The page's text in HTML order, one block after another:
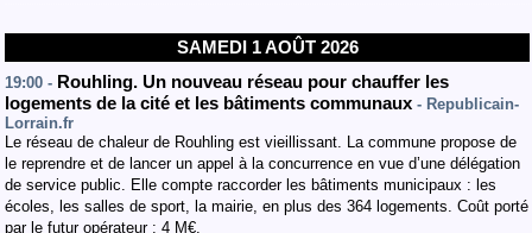
SAMEDI 1 AOÛT 2026
19:00 - Rouhling. Un nouveau réseau pour chauffer les
logements de la cité et les bâtiments communaux - Republicain-
Lorrain.fr
Le réseau de chaleur de Rouhling est vieillissant. La commune propose de
le reprendre et de lancer un appel à la concurrence en vue d’une délégation
de service public. Elle compte raccorder les bâtiments municipaux : les
écoles, les salles de sport, la mairie, en plus des 364 logements. Coût porté
par le futur opérateur : 4 M€.